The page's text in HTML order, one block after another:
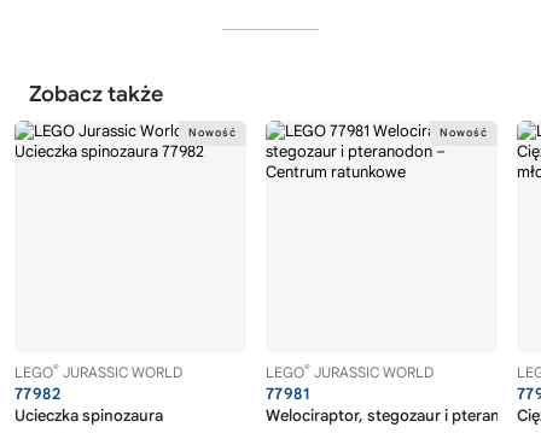
Zobacz także
LEGO® JURASSIC WORLD
77982
Ucieczka spinozaura
LEGO® JURASSIC WORLD
77981
Welociraptor, stegozaur i